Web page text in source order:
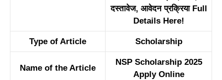
दस्तावेज, आवेदन प्रक्रिया Full
Details Here!
Type of Article Scholarship
Name of the Article
NSP Scholarship 2025
Apply Online